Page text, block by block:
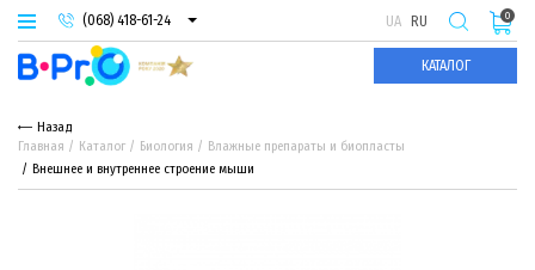
(068) 418-61-24
(093) 974-66-94
(095) 987-29-55
UA RU
КАТАЛОГ
0
Назад
Главная
Каталог Биология
Влажные препараты и биопласты
Внешнее и внутреннее строение мыши